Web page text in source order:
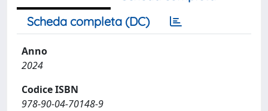
Scheda completa (DC)
Anno
2024
Codice ISBN
978-90-04-70148-9